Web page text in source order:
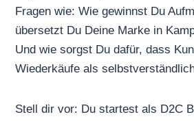
Fragen wie: Wie gewinnst Du
übersetzt Du Deine Marke in
Und wie sorgst Du dafür, dass
Wiederkäufe als
Stell dir vor: Du startest als D2C